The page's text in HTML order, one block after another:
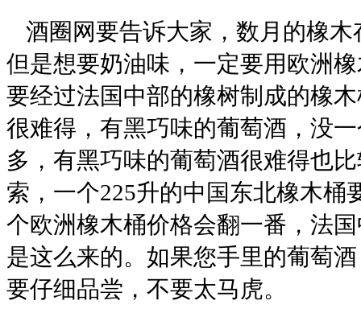
酒圈网要告诉大家，数月的橡
但是想要奶油味，一定要用欧洲
要经过法国中部的橡树制成的橡
很难得，有黑巧味的葡萄酒，没
多，有黑巧味的葡萄酒很难得也
索，一个225升的中国东北橡木桶
个欧洲橡木桶价格会翻一番，法
是这么来的。如果您手里的葡萄
要仔细品尝，不要太马虎。